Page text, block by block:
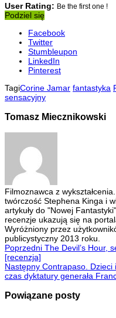
User Rating: Be the first one !
Podziel się
Facebook
Twitter
Stumbleupon
LinkedIn
Pinterest
TagiCorine Jamar fantastyka
sensacyjny
Tomasz Miecznikowski
Filmoznawca z
twórczość Stephena Kinga i
artykuły do "Nowej
recenzje ukazują się na
Wyróżniony przez
publicystyczny 2013 roku.
Poprzedni The Devil’s Hour,
[recenzja]
Następny Contrapaso. Dzieci
czas dyktatury generała
Powiązane posty